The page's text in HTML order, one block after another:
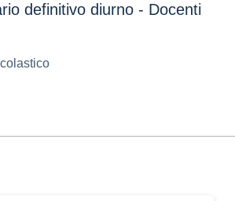
definitivo diurno - Docenti